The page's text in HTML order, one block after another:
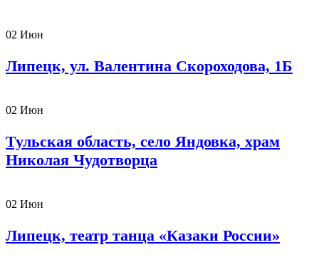
02 Июн
Липецк, ул. Валентина Скороходова, 1Б
02 Июн
Тульская область, село Яндовка, храм
Николая Чудотворца
02 Июн
Липецк, театр танца «Казаки России»